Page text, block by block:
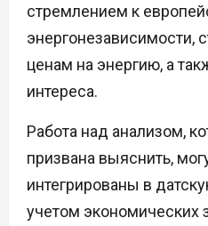
стремлением к
энергонезависимости,
ценам на энергию, а
интереса.
Работа над анализом,
призвана выяснить,
интегрированы в
учетом экономических